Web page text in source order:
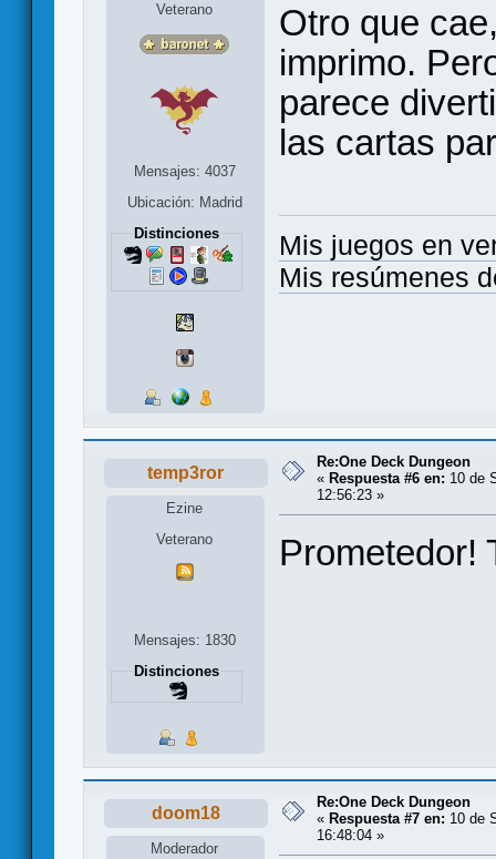
Veterano
Mensajes: 4037
Ubicación: Madrid
Distinciones
Otro que
imprimo.
parece
las cartas
Mis juegos en
Mis resúmenes
temp3ror
Ezine
Veterano
Mensajes: 1830
Distinciones
Re:One Deck Dungeon
« Respuesta #6 en: 10 de
12:56:23 »
Prometedor!
doom18
Moderador
Re:One Deck Dungeon
« Respuesta #7 en: 10 de
16:48:04 »